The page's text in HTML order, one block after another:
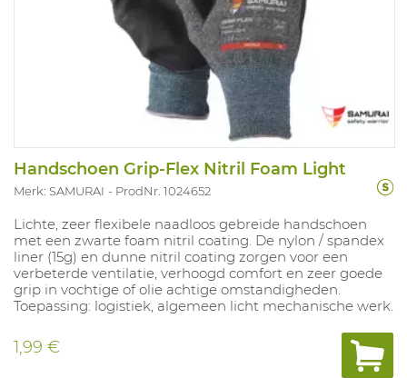
Handschoen Grip-Flex Nitril Foam Light
Merk: SAMURAI ProdNr. 1024652
Lichte, zeer flexibele naadloos gebreide handschoen
met een zwarte foam nitril coating. De nylon / spandex
liner (15g) en dunne nitril coating zorgen voor een
verbeterde ventilatie, verhoogd comfort en zeer goede
grip in vochtige of olie achtige omstandigheden.
Toepassing: logistiek, algemeen licht mechanische werk.
1,99 €